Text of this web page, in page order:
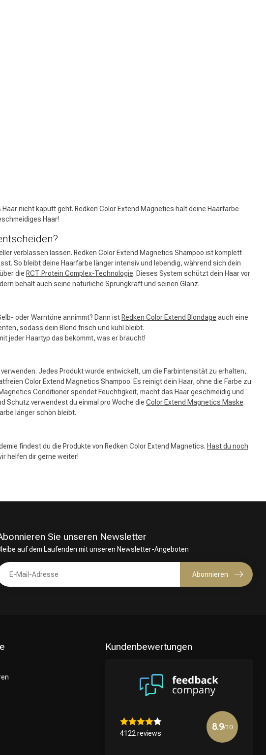
nicht kaputt geht. Redken Color Extend Magnetics hält deine Haarfarbe
Haar!
verblassen lassen. Redken Color Extend Magnetics Shampoo ist komplett
So bleibt deine Haarfarbe länger intensiv und lebendig, während sich dein
die RCT Protein Complex-Technologie. Dieses System schützt dein Haar vor
behält auch seine natürliche Sprungkraft und seinen Glanz.
oder Warntöne annimmt? Dann istRedken Color Extend Blondage auch eine
sodass dein Blond frisch und kühl bleibt.
jeder Haartyp das bekommt, was er braucht!
verwenden. Jedes Produkt wurde entwickelt, um die Farbintensität zu erhalten,
Color Extend Magnetics Shampoo. Es reinigt dein Haar, ohne die Farbe zu
Conditionerspendet Feuchtigkeit, macht das Haar geschmeidig und
Schutz verwendest du einmal pro Woche die Color Extend Magnetics Maske.
länger schön bleibt.
findest du die Produkte von Redken Color Extend Magnetics. Hast du noch
helfen dir gerne weiter!
Sie unseren Newsletter
auf dem Laufenden mit unseren Newsletter-Angeboten
Abonnieren
Kundenbewertungen
4122 reviews
8.9/10